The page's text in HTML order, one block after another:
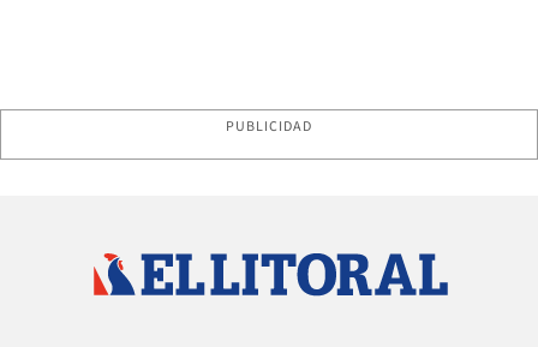
PUBLICIDAD